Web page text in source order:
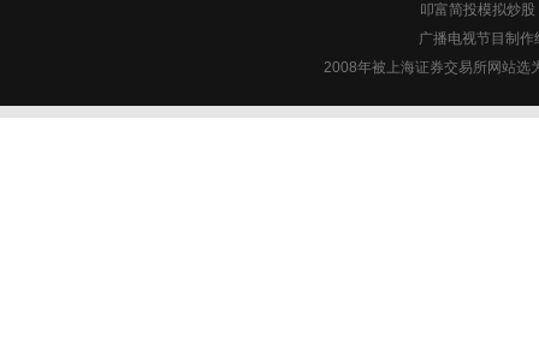
叩富简投模拟炒
广播电视节目制
2008年被上海证券交易所网站选